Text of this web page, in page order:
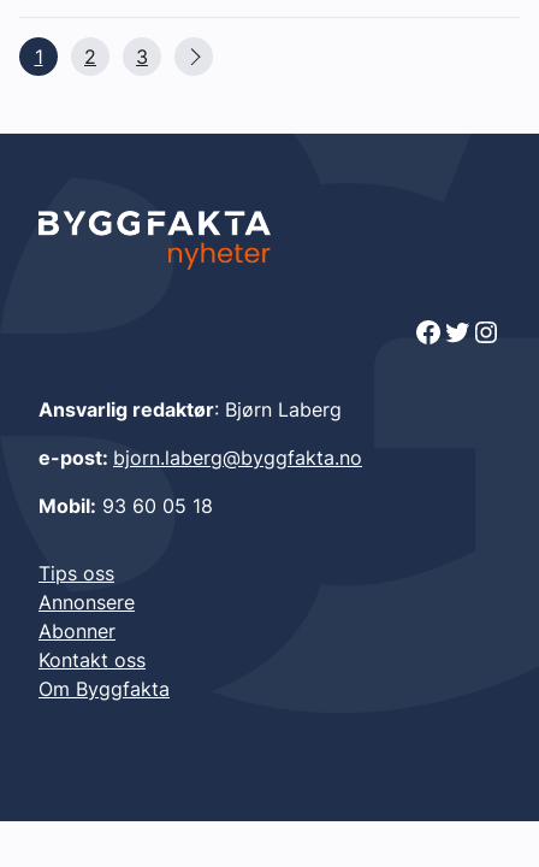
1 2 3
Facebook Twitter Instagram
Ansvarlig redaktør: Bjørn Laberg
e-post: bjorn.laberg@byggfakta.no
Mobil: 93 60 05 18
Tips oss
Annonsere
Abonner
Kontakt oss
Om Byggfakta